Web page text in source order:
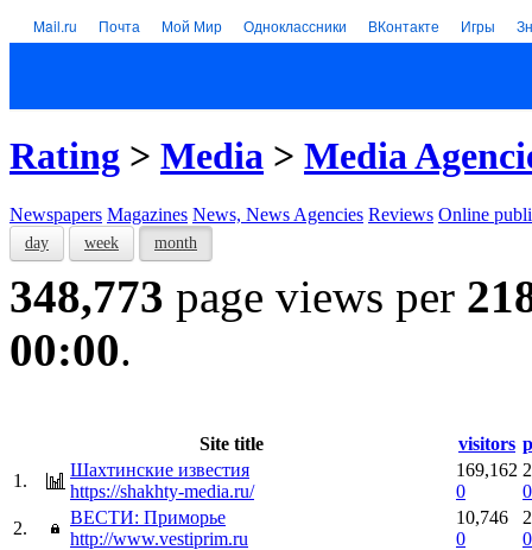
Mail.ru Почта Мой Мир Одноклассники ВКонтакте Игры
Rating > Media > Media
Newspapers Magazines News, News Agencies Reviews Online
day week month
348,773 page views per
00:00.
Site title visitors
1.
Шахтинские известия
https://shakhty-media.ru/
169,162
0
0
2.
ВЕСТИ: Приморье
http://www.vestiprim.ru
10,746
0
0